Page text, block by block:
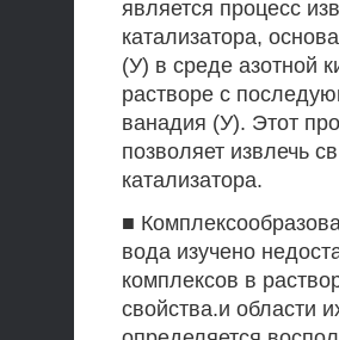
является процесс
катализатора,
(У) в среде азотной
растворе с
ванадия (У). Этот
позволяет извлечь
катализатора.
■
вода изучено
комплексов в
свойства.и области